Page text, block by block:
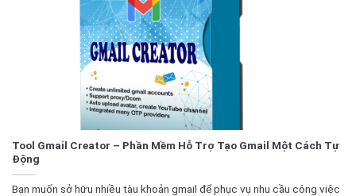
Tool Gmail Creator – Phần Mềm Hỗ Trợ Tạo Gmail Một Cách Tự
Động
Bạn muốn sở hữu nhiều tàu khoản gmail để phục vụ nhu cầu công việc